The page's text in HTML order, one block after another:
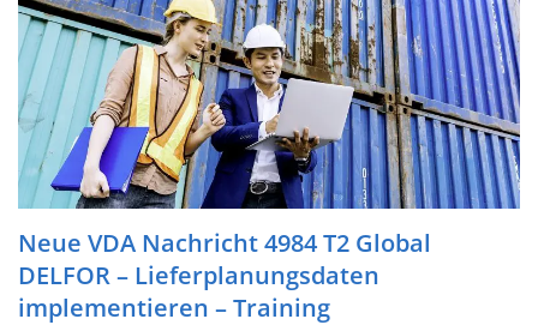
Neue VDA Nachricht 4984 T2 Global
DELFOR – Lieferplanungsdaten
implementieren – Training